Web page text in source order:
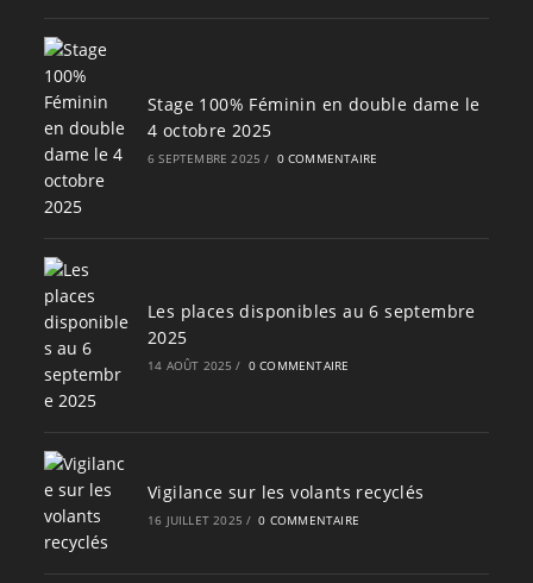
Stage 100% Féminin en double dame le
4 octobre 2025
6 SEPTEMBRE 2025 / 0 COMMENTAIRE
Les places disponibles au 6 septembre
2025
14 AOÛT 2025 / 0 COMMENTAIRE
Vigilance sur les volants recyclés
16 JUILLET 2025 / 0 COMMENTAIRE